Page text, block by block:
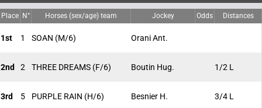
Place N° Horses (sex/age) team Jockey Odds Distances
1st 1 SOAN (M/6) Orani Ant.
2nd 2 THREE DREAMS (F/6) Boutin Hug. 1/2 L
3rd 5 PURPLE RAIN (H/6) Besnier H. 3/4 L